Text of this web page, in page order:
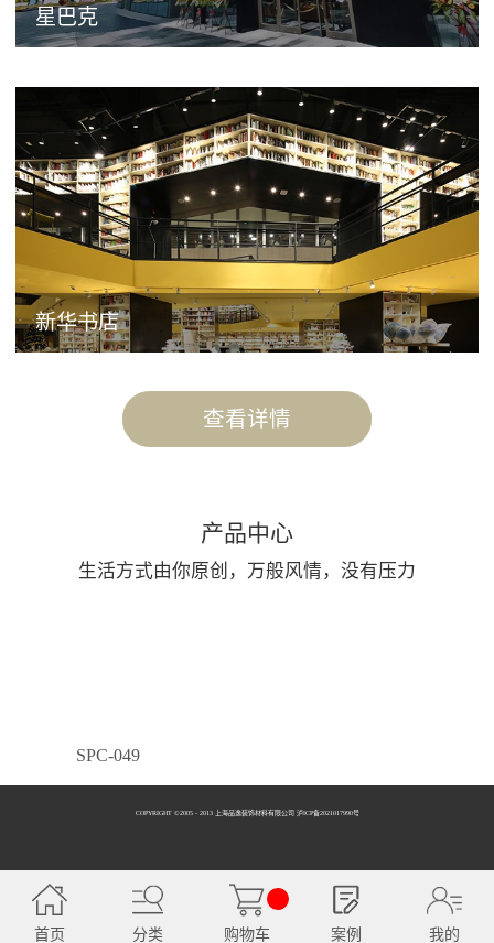
星巴克
新华书店
查看详情
产品中心
生活方式由你原创，万般风情，没有压力
SPC-049
SPC-050
COPYRIGHT ©2005 - 2013 上海品逸装饰材料有限公司 泸ICP备2021017990号
首页 分类 购物车 案例 我的